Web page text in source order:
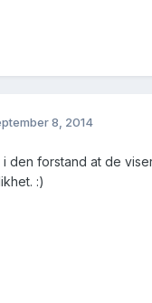
8, 2014
den forstand at de
:)